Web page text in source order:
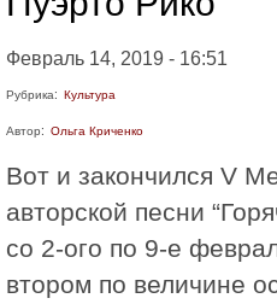
Февраль 14, 2019 - 16:51
Рубрика: Культура
Автор: Ольга Криченко
Вот и закончился V
авторской песни
со 2-ого по 9-е
втором по величине